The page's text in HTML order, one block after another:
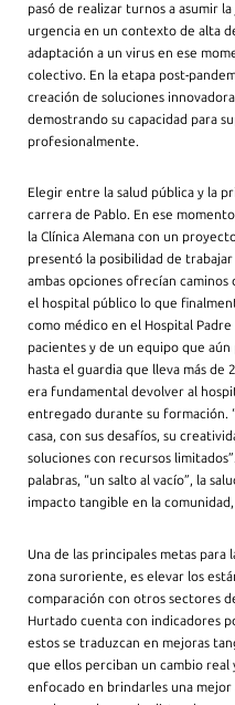
pasó de realizar turnos a asumir
urgencia en un contexto de alta
adaptación a un virus en ese
colectivo. En la etapa post-
creación de soluciones
demostrando su capacidad para
profesionalmente.
Elegir entre la salud pública y la
carrera de Pablo. En ese
la Clínica Alemana con un
presentó la posibilidad de
ambas opciones ofrecían
el hospital público lo que
como médico en el Hospital
pacientes y de un equipo que
hasta el guardia que lleva más de
era fundamental devolver al
entregado durante su formación.
casa, con sus desafíos, su
soluciones con recursos
palabras, “un salto al vacío”, la
impacto tangible en la
Una de las principales metas para
zona suroriente, es elevar los
comparación con otros sectores
Hurtado cuenta con indicadores
estos se traduzcan en mejoras
que ellos perciban un cambio
enfocado en brindarles una